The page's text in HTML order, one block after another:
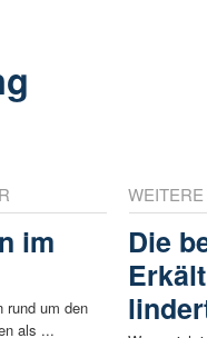
im
rund um den
als ...
Die